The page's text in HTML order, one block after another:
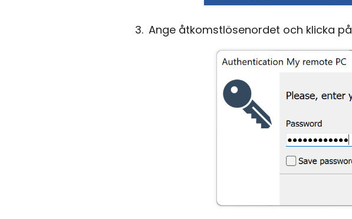
Ange åtkomstlösenordet och klicka på